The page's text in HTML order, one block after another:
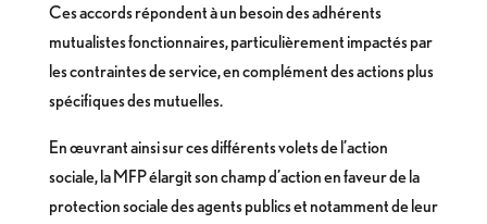
Ces accords répondent à un besoin des adhérents
mutualistes fonctionnaires, particulièrement impactés par
les contraintes de service, en complément des actions plus
spécifiques des mutuelles.
En œuvrant ainsi sur ces différents volets de l’action
sociale, la MFP élargit son champ d’action en faveur de la
protection sociale des agents publics et notamment de leur